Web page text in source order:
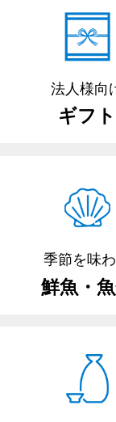
法人様向
ギフト
季節を味
鮮魚・